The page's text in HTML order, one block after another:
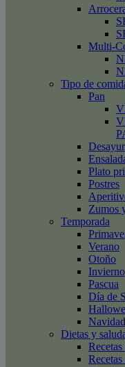
Multi-
Tipo de
Pan
Plato
Postres
Zumos
Temporada
Verano
Otoño
Invierno
Pascua
Día de
Navidad
Dietas y